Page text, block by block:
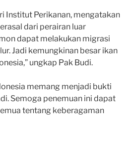
Institut Perikanan, mengatakan
dari perairan luar
dapat melakukan migrasi
Jadi kemungkinan besar ikan
ungkap Pak Budi.
memang menjadi bukti
Semoga penemuan ini dapat
tentang keberagaman